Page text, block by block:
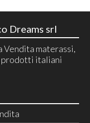
Dreams srl
Vendita materassi,
prodotti italiani